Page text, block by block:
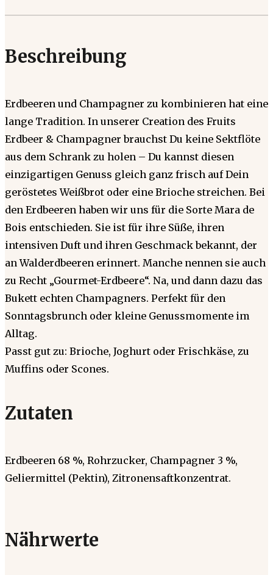
Beschreibung
Erdbeeren und Champagner zu kombinieren hat eine
lange Tradition. In unserer Creation des Fruits
Erdbeer & Champagner brauchst Du keine Sektflöte
aus dem Schrank zu holen – Du kannst diesen
einzigartigen Genuss gleich ganz frisch auf Dein
geröstetes Weißbrot oder eine Brioche streichen. Bei
den Erdbeeren haben wir uns für die Sorte Mara de
Bois entschieden. Sie ist für ihre Süße, ihren
intensiven Duft und ihren Geschmack bekannt, der
an Walderdbeeren erinnert. Manche nennen sie auch
zu Recht „Gourmet-Erdbeere“. Na, und dann dazu das
Bukett echten Champagners. Perfekt für den
Sonntagsbrunch oder kleine Genussmomente im
Alltag.
Passt gut zu: Brioche, Joghurt oder Frischkäse, zu
Muffins oder Scones.
Zutaten
Erdbeeren 68 %, Rohrzucker, Champagner 3 %,
Geliermittel (Pektin), Zitronensaftkonzentrat.
Nährwerte